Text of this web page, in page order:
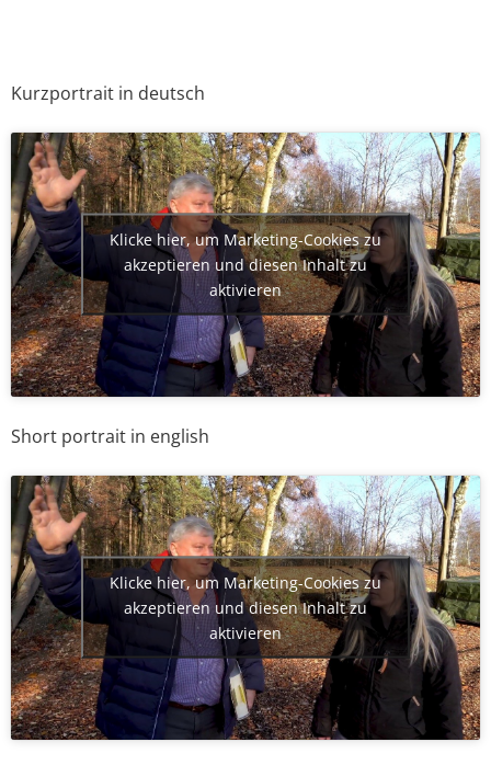
Kurzportrait in deutsch
Klicke hier, um Marketing-Cookies zu
akzeptieren und diesen Inhalt zu
aktivieren
Short portrait in english
Klicke hier, um Marketing-Cookies zu
akzeptieren und diesen Inhalt zu
aktivieren